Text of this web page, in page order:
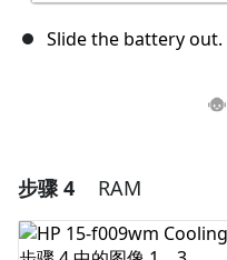
Slide the battery out.
添加评论
步骤 4 RAM